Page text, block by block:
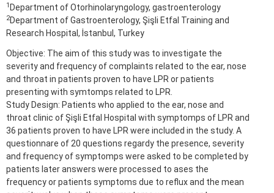
1 Department of Otorhinolaryngology, gastroenterology
2Department of Gastroenterology, Şişli Etfal Training and
Research Hospital, İstanbul, Turkey
Objective: The aim of this study was to investigate the
severity and frequency of complaints related to the ear, nose
and throat in patients proven to have LPR or patients
presenting with symtomps related to LPR.
Study Design: Patients who applied to the ear, nose and
throat clinic of Şişli Etfal Hospital with symptomps of LPR and
36 patients proven to have LPR were included in the study. A
questionnare of 20 questions regardy the presence, severity
and frequency of symptomps were asked to be completed by
patients later answers were processed to ases the
frequency or patients symptoms due to reflux and the mean